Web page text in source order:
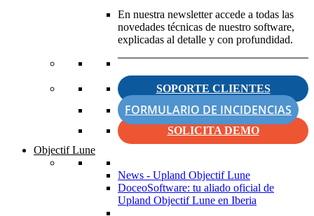
En nuestra newsletter accede a todas las
novedades técnicas de nuestro software,
explicadas al detalle y con profundidad.
SOPORTE CLIENTES
FORMULARIO DE INCIDENCIAS
SOLICITA DEMO
Objectif Lune
News - Upland Objectif Lune
DoceoSoftware: tu aliado oficial de
Upland Objectif Lune en Iberia